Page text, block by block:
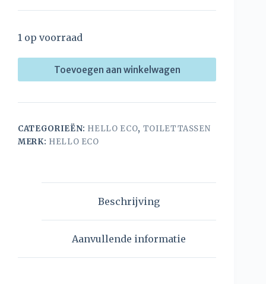
1 op voorraad
Toevoegen aan winkelwagen
CATEGORIEËN: HELLO ECO, TOILETTASSEN
MERK: HELLO ECO
Beschrijving
Aanvullende informatie